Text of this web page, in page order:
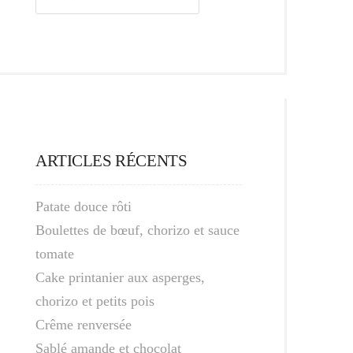
ARTICLES RÉCENTS
Patate douce rôti
Boulettes de bœuf, chorizo et sauce
tomate
Cake printanier aux asperges,
chorizo et petits pois
Crême renversée
Sablé amande et chocolat